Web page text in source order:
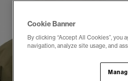
Cookie Banner
By clicking “Accept All Cookies”,
navigation, analyze site usage, and